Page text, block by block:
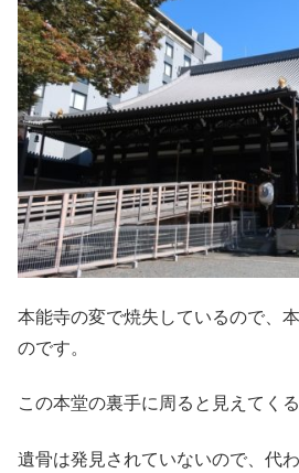
本能寺の変で焼失しているので、
のです。
この本堂の裏手に周ると見えてく
遺骨は発見されていないので、代